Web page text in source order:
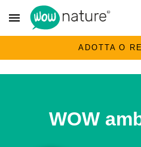
menu
ADOTTA O
WOW